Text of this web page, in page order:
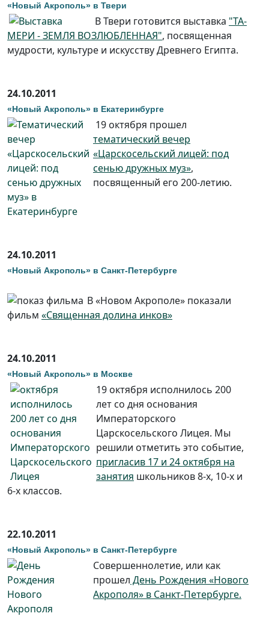
«Новый Акрополь» в Твери
В Твери готовится выставка "ТА-
МЕРИ - ЗЕМЛЯ ВОЗЛЮБЛЕННАЯ", посвященная
мудрости, культуре и искусству Древнего Египта.
24.10.2011
«Новый Акрополь» в Екатеринбурге
19 октября прошел
тематический вечер
«Царскосельский лицей: под
сенью дружных муз»,
посвященный его 200-летию.
24.10.2011
«Новый Акрополь» в Санкт-Петербурге
В «Новом Акрополе» показали
фильм «Священная долина инков»
24.10.2011
«Новый Акрополь» в Москве
19 октября исполнилось 200
лет со дня основания
Императорского
Царскосельского Лицея. Мы
решили отметить это событие,
пригласив 17 и 24 октября на
занятия школьников 8-х, 10-х и
6-х классов.
22.10.2011
«Новый Акрополь» в Санкт-Петербурге
Cовершеннолетие, или как
прошел День Рождения «Нового
Акрополя» в Санкт-Петербурге.